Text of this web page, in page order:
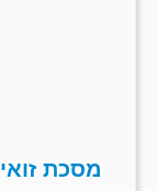
מסכת זואי